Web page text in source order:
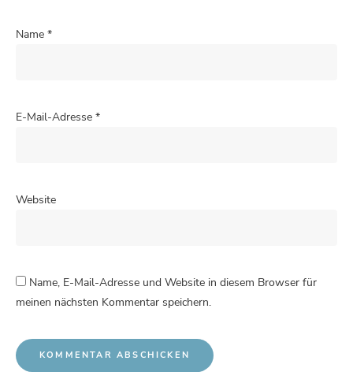
Name *
E-Mail-Adresse *
Website
Name, E-Mail-Adresse und Website in diesem Browser für
meinen nächsten Kommentar speichern.